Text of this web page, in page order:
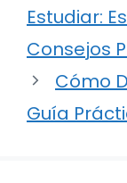
Estudiar:
Consejos
Cómo
Guía